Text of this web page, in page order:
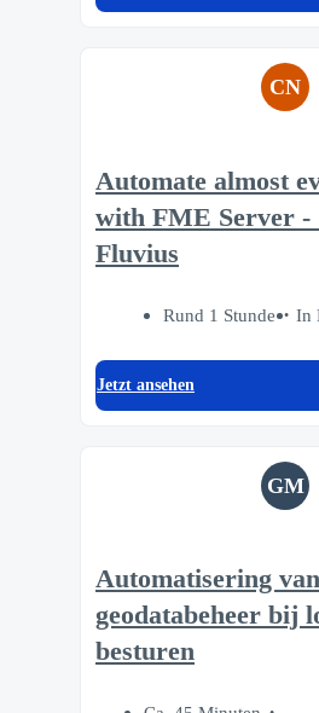
CN
Automate almost
with FME Server -
Fluvius
Rund 1 Stunde In
Jetzt ansehen
GM
Automatisering van
geodatabeheer bij
besturen